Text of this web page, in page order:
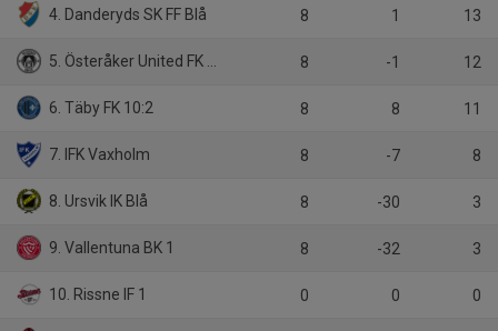
4. Danderyds SK FF Blå 8 1 13
5. Österåker United FK A1 Svart 8 -1 12
6. Täby FK 10:2 8 8 11
7. IFK Vaxholm 8 -7 8
8. Ursvik IK Blå 8 -30 3
9. Vallentuna BK 1 8 -32 3
10. Rissne IF 1 0 0 0